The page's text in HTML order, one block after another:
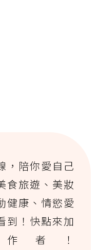
，陪你愛自己
食旅遊、美妝
健康、情慾愛
到！快點來加
者！